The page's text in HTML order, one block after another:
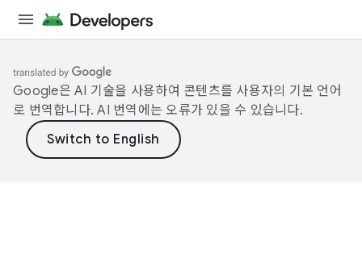
Google은 AI 기술을 사용하여 콘텐츠를 사용자의 기본 언어
로 번역합니다. AI 번역에는 오류가 있을 수 있습니다.